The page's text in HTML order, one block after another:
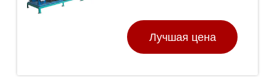
Лучшая цена